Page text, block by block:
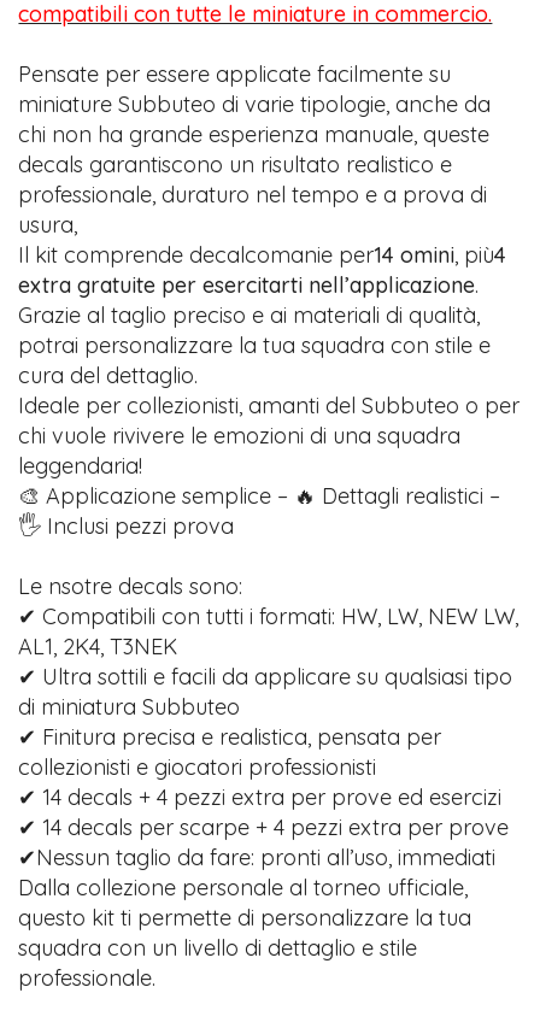
compatibili con tutte le miniature in commercio.
Pensate per essere applicate facilmente su
miniature Subbuteo di varie tipologie, anche da
chi non ha grande esperienza manuale, queste
decals garantiscono un risultato realistico e
professionale, duraturo nel tempo e a prova di
usura,
Il kit comprende decalcomanie per14 omini, più4
extra gratuite per esercitarti nell’applicazione.
Grazie al taglio preciso e ai materiali di qualità,
potrai personalizzare la tua squadra con stile e
cura del dettaglio.
Ideale per collezionisti, amanti del Subbuteo o per
chi vuole rivivere le emozioni di una squadra
leggendaria!
🎨 Applicazione semplice – 🔥 Dettagli realistici –
🖐️ Inclusi pezzi prova
Le nsotre decals sono:
✔ Compatibili con tutti i formati: HW, LW, NEW LW,
AL1, 2K4, T3NEK
✔ Ultra sottili e facili da applicare su qualsiasi tipo
di miniatura Subbuteo
✔ Finitura precisa e realistica, pensata per
collezionisti e giocatori professionisti
✔ 14 decals + 4 pezzi extra per prove ed esercizi
✔ 14 decals per scarpe + 4 pezzi extra per prove
✔Nessun taglio da fare: pronti all’uso, immediati
Dalla collezione personale al torneo ufficiale,
questo kit ti permette di personalizzare la tua
squadra con un livello di dettaglio e stile
professionale.